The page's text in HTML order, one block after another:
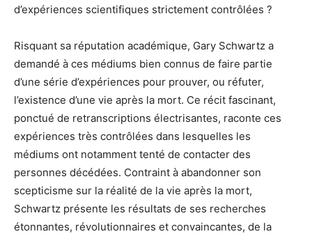
d’expériences scientifiques strictement contrôlées ?
Risquant sa réputation académique, Gary Schwartz a
demandé à ces médiums bien connus de faire partie
d’une série d’expériences pour prouver, ou réfuter,
l’existence d’une vie après la mort. Ce récit fascinant,
ponctué de retranscriptions électrisantes, raconte ces
expériences très contrôlées dans lesquelles les
médiums ont notamment tenté de contacter des
personnes décédées. Contraint à abandonner son
scepticisme sur la réalité de la vie après la mort,
Schwartz présente les résultats de ses recherches
étonnantes, révolutionnaires et convaincantes, de la